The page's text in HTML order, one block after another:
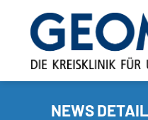
NEWS